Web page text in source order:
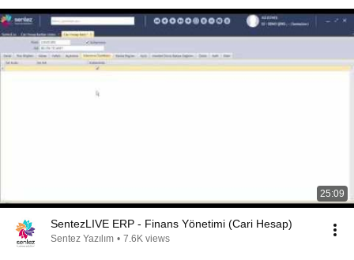
25:09
SentezLIVE ERP - Finans Yönetimi (Cari Hesap)
Sentez Yazılım • 7.6K views